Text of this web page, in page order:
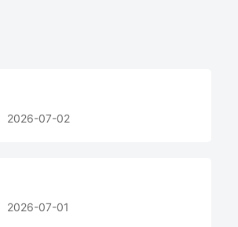
2026-07-02
2026-07-01